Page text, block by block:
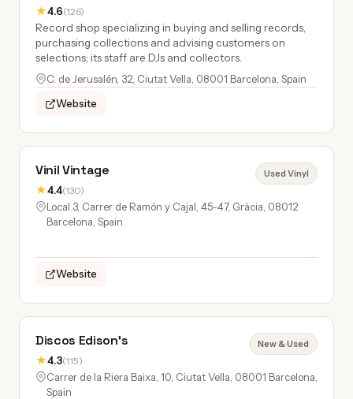
★4.6(126)
Record shop specializing in buying and selling records,
purchasing collections and advising customers on
selections; its staff are DJs and collectors.
C. de Jerusalén, 32, Ciutat Vella, 08001 Barcelona, Spain
Website
Vinil Vintage
★4.4(130)
Used Vinyl
Local 3, Carrer de Ramón y Cajal, 45-47, Gràcia, 08012
Barcelona, Spain
Website
Discos Edison's
★4.3(115)
New & Used
Carrer de la Riera Baixa, 10, Ciutat Vella, 08001 Barcelona,
Spain